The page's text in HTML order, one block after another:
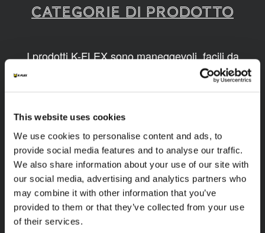
This website uses cookies
We use cookies to personalise content and ads, to
provide social media features and to analyse our traffic.
We also share information about your use of our site with
our social media, advertising and analytics partners who
may combine it with other information that you’ve
provided to them or that they’ve collected from your use
of their services.
CATEGORIE DI PRODOTTO
I prodotti K-FLEX sono maneggevoli, facili da
montare, disponibili in diverse dimensioni e
realizzati grazie a tecnologie innovative e
1